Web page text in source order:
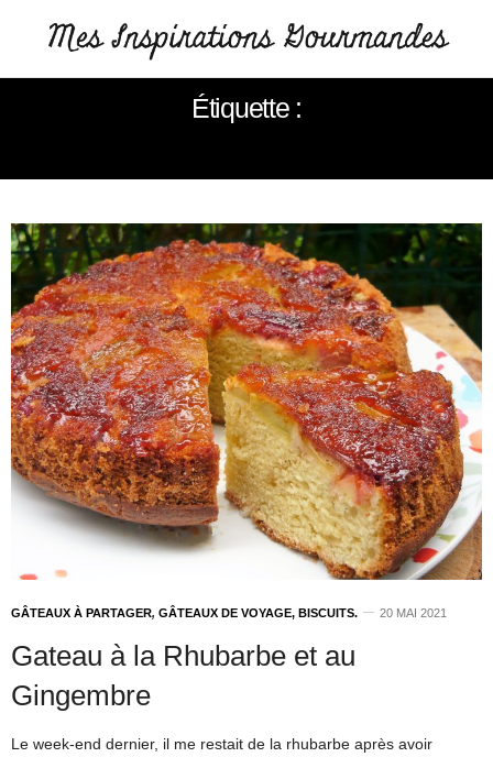
Étiquette :
GÂTEAUX À PARTAGER, GÂTEAUX DE VOYAGE, BISCUITS. 20 MAI 2021
Gateau à la Rhubarbe et au
Gingembre
Le week-end dernier, il me restait de la rhubarbe après avoir